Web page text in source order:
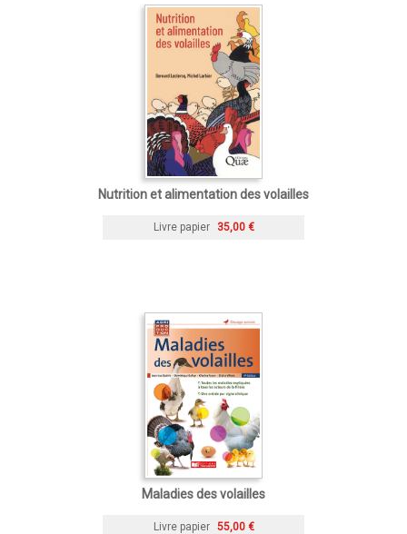
Nutrition et alimentation des volailles
Livre papier 35,00 €
Maladies des volailles
Livre papier 55,00 €